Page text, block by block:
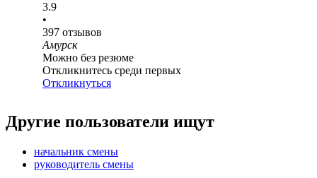
3.9
•
397 отзывов
Амурск
Можно без резюме
Откликнитесь среди первых
Откликнуться
Другие пользователи ищут
начальник смены
руководитель смены